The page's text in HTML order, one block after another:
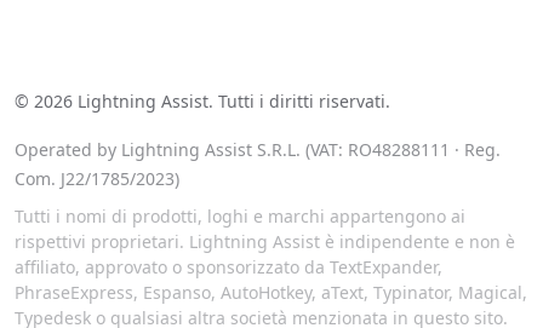
© 2026 Lightning Assist. Tutti i diritti riservati.
Operated by Lightning Assist S.R.L. (VAT: RO48288111 · Reg.
Com. J22/1785/2023)
Tutti i nomi di prodotti, loghi e marchi appartengono ai
rispettivi proprietari. Lightning Assist è indipendente e non è
affiliato, approvato o sponsorizzato da TextExpander,
PhraseExpress, Espanso, AutoHotkey, aText, Typinator, Magical,
Typedesk o qualsiasi altra società menzionata in questo sito.